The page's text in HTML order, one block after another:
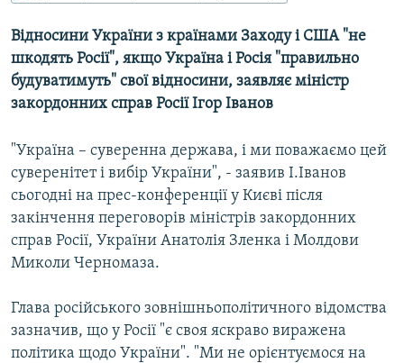
ФОТО
СПЕЦПРОЄКТИ
ПОДКАСТИ
КРИМ РЕАЛІЇ
РУС
УКР
КТАТ
Відносини України з країнами Заходу і США "не
шкодять Росії", якщо Україна і Росія "правильно
будуватимуть" свої відносини, заявляє міністр
закордонних справ Росії Ігор Іванов
"Україна – суверенна держава, і ми поважаємо цей
суверенітет і вибір України", - заявив І.Іванов
сьогодні на прес-конференції у Києві після
закінчення переговорів міністрів закордонних
справ Росії, України Анатолія Зленка і Молдови
Миколи Черномаза.
Глава російського зовнішньополітичного відомства
зазначив, що у Росії "є своя яскраво виражена
політика щодо України". "Ми не орієнтуємося на